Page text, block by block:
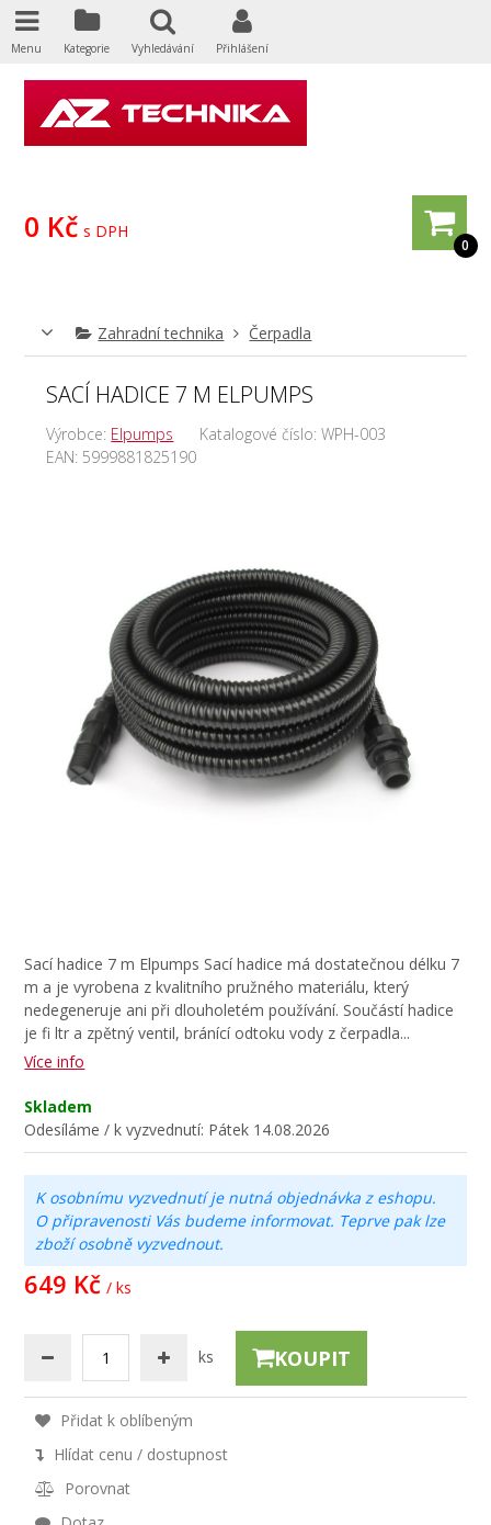
0
0 Kč s DPH
Zahradní technika Čerpadla
SACÍ HADICE 7 M ELPUMPS
Výrobce: Elpumps Katalogové číslo:WPH-003
EAN: 5999881825190
Sací hadice 7 m Elpumps Sací hadice má dostatečnou délku 7
m a je vyrobena z kvalitního pružného materiálu, který
nedegeneruje ani při dlouholetém používání. Součástí hadice
je fi ltr a zpětný ventil, bránící odtoku vody z čerpadla...
Více info
Skladem
Odesíláme / k vyzvednutí: Pátek 14.08.2026
K osobnímu vyzvednutí je nutná objednávka z eshopu.
O připravenosti Vás budeme informovat. Teprve pak lze
zboží osobně vyzvednout.
649 Kč / ks
ks KOUPIT
Přidat k oblíbeným
Hlídat cenu / dostupnost
Porovnat
Menu Kategorie Vyhledávání Přihlášení